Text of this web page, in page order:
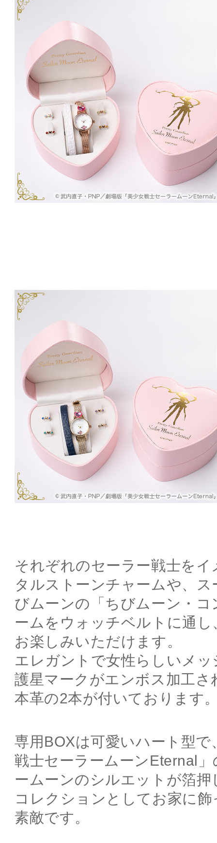
それぞれのセーラー戦士を
タルストーンチャームや、
びムーンの「ちびムーン・
ームをウォッチベルトに通
お楽しみいただけます。
エレガントで女性らしいメ
護星マークがエンボス加工
本革の2本が付いております
専用BOXは可愛いハート型で
戦士セーラームーンEternal
ームーンのシルエットが箔
コレクションとしてお家に
素敵です。